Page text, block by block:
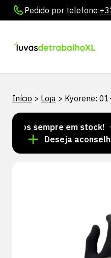
Pedido por telefone:
Início > Loja > Kyorene:
sempre em stock!
Deseja